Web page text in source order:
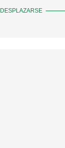
DESPLAZARSE